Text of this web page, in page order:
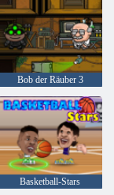
Bob der Räuber 3
Basketball-Stars